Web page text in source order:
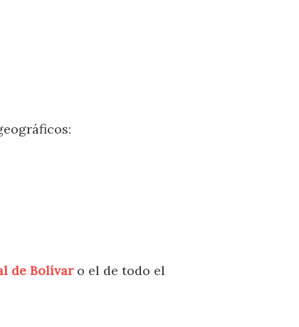
de Bolívaro el de todo el